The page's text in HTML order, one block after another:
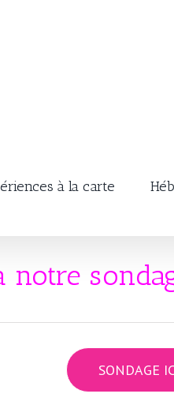
à la carte
notre
SONDAGE